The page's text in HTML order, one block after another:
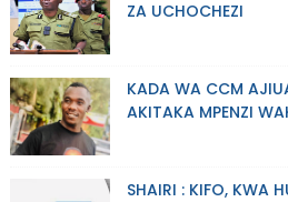
ZA UCHOCHEZI
KADA WA CCM
AKITAKA MPENZI
SHAIRI : KIFO, KWA